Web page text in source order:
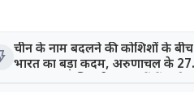
चीन के नाम बदलने की कोशिशों के बीच
भारत का बड़ा कदम, अरुणाचल के 27